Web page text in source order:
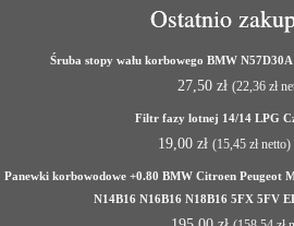
Ostatnio
Śruba stopy wału korbowego BMW
27,50 zł (22,36 zł
Filtr fazy lotnej 14/14 LPG
19,00 zł (15,45 zł netto)
Panewki korbowodowe +0.80 BMW Citroen Peugeot
N14B16 N16B16 N18B16 5FX 5FV